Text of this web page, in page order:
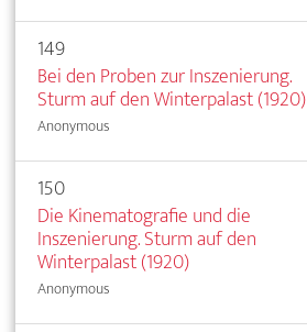
149
Bei den Proben zur Inszenierung.
Sturm auf den Winterpalast (1920)
Anonymous
150
Die Kinematografie und die
Inszenierung. Sturm auf den
Winterpalast (1920)
Anonymous